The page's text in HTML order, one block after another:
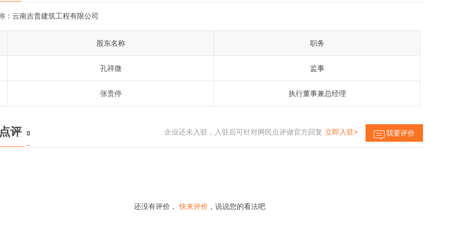
： 云南吉贵建筑工程有限公司
股东名称 职务
孔祥微 监事
张贵停 执行董事兼总经理
评 0 我要评价
企业还未入驻，入驻后可针对网民点评做官方回复 立即入驻>
还没有评价， 快来评价 ，说说您的看法吧